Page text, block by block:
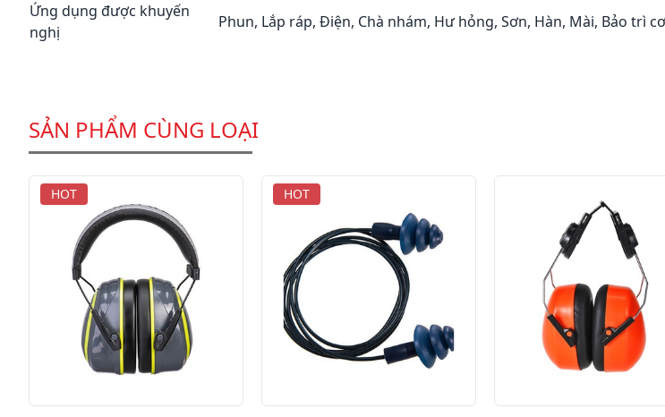
Ứng dụng được khuyến
nghị
Phun, Lắp ráp, Điện, Chà nhám, Hư hỏng, Sơn, Hàn, Mài, Bảo trì
SẢN PHẨM CÙNG LOẠI
HOT HOT